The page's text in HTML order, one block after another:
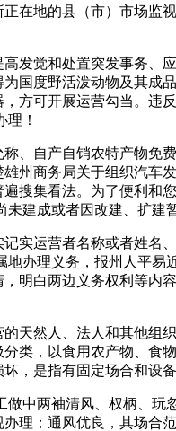
地的县（市）市场监
觉和处置突发事务、
国度野活泼动物及其
方可开展运营勾当。
！
自产自销农特产物免
州商务局关于组织汽车
搜集看法。为了便利
建成或者因改建、扩建
运营者名称或者姓名
办理义务，报州人平
明白两边义务权利等
然人、法人和其他组
类，以食用农产物、
，是指有固定场合和设
两袖清风、权柄、玩
理；通风优良，其场